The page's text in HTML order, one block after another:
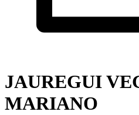
JAUREGUI
MARIANO